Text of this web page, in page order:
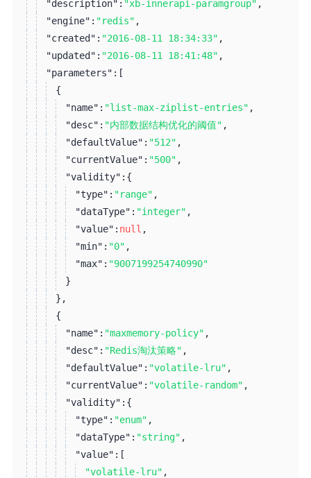
"description": "xb-innerapi-paramgroup" ,
"engine": "redis" ,
"created": "2016-08-11 18:34:33" ,
"updated": "2016-08-11 18:41:48" ,
"parameters": [
{
"name": "list-max-ziplist-entries" ,
"desc": "内部数据结构优化的阈值" ,
"defaultValue": "512" ,
"currentValue": "500" ,
"validity": {
"type": "range" ,
"dataType": "integer" ,
"value": null ,
"min": "0" ,
"max": "9007199254740990"
}
} ,
{
"name": "maxmemory-policy" ,
"desc": "Redis淘汰策略" ,
"defaultValue": "volatile-lru" ,
"currentValue": "volatile-random" ,
"validity": {
"type": "enum" ,
"dataType": "string" ,
"value": [
"volatile-lru" ,